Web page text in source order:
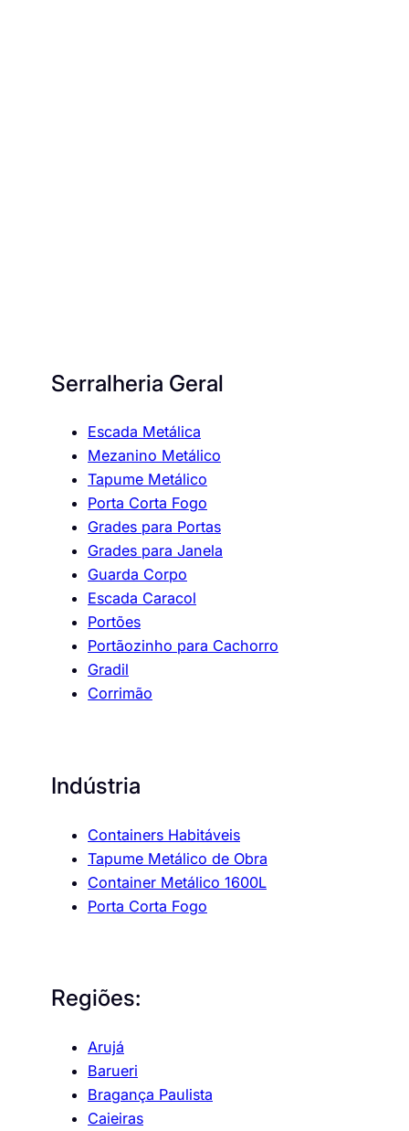
Serralheria Geral
Escada Metálica
Mezanino Metálico
Tapume Metálico
Porta Corta Fogo
Grades para Portas
Grades para Janela
Guarda Corpo
Escada Caracol
Portões
Portãozinho para Cachorro
Gradil
Corrimão
Indústria
Containers Habitáveis
Tapume Metálico de Obra
Container Metálico 1600L
Porta Corta Fogo
Regiões:
Arujá
Barueri
Bragança Paulista
Caieiras